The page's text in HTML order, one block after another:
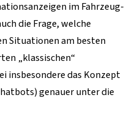
im Fahrzeug-
die Frage, welche
Situationen am besten
„klassischen“
insbesondere das Konzept
genauer unter die